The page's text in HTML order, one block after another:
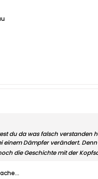
du da was falsch verstanden
einem Dämpfer verändert.
die Geschichte mit der